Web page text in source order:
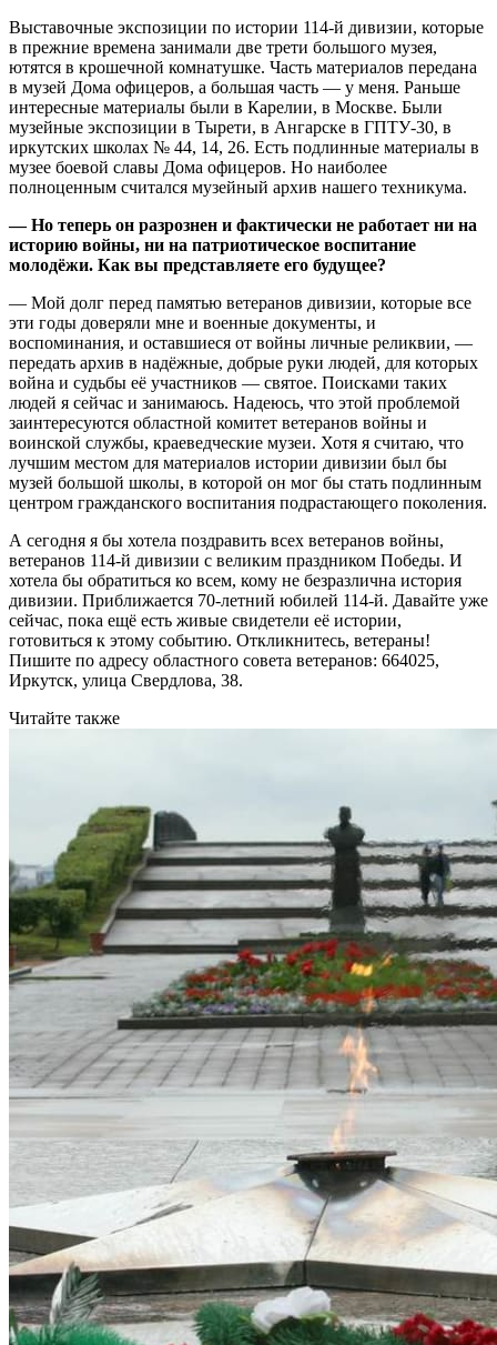
Выставочные экспозиции по истории 114-й дивизии, которые
в прежние времена занимали две трети большого музея,
ютятся в крошечной комнатушке. Часть материалов передана
в музей Дома офицеров, а большая часть — у меня. Раньше
интересные материалы были в Карелии, в Москве. Были
музейные экспозиции в Тырети, в Ангарске в ГПТУ-30, в
иркутских школах № 44, 14, 26. Есть подлинные материалы в
музее боевой славы Дома офицеров. Но наиболее
полноценным считался музейный архив нашего техникума.
— Но теперь он разрознен и фактически не работает ни на
историю войны, ни на патриотическое воспитание
молодёжи. Как вы представляете его будущее?
— Мой долг перед памятью ветеранов дивизии, которые все
эти годы доверяли мне и военные документы, и
воспоминания, и оставшиеся от войны личные реликвии, —
передать архив в надёжные, добрые руки людей, для которых
война и судьбы её участников — святое. Поисками таких
людей я сейчас и занимаюсь. Надеюсь, что этой проблемой
заинтересуются областной комитет ветеранов войны и
воинской службы, краеведческие музеи. Хотя я считаю, что
лучшим местом для материалов истории дивизии был бы
музей большой школы, в которой он мог бы стать подлинным
центром гражданского воспитания подрастающего поколения.
А сегодня я бы хотела поздравить всех ветеранов войны,
ветеранов 114-й дивизии с великим праздником Победы. И
хотела бы обратиться ко всем, кому не безразлична история
дивизии. Приближается 70-летний юбилей 114-й. Давайте уже
сейчас, пока ещё есть живые свидетели её истории,
готовиться к этому событию. Откликнитесь, ветераны!
Пишите по адресу областного совета ветеранов: 664025,
Иркутск, улица Свердлова, 38.
Читайте также